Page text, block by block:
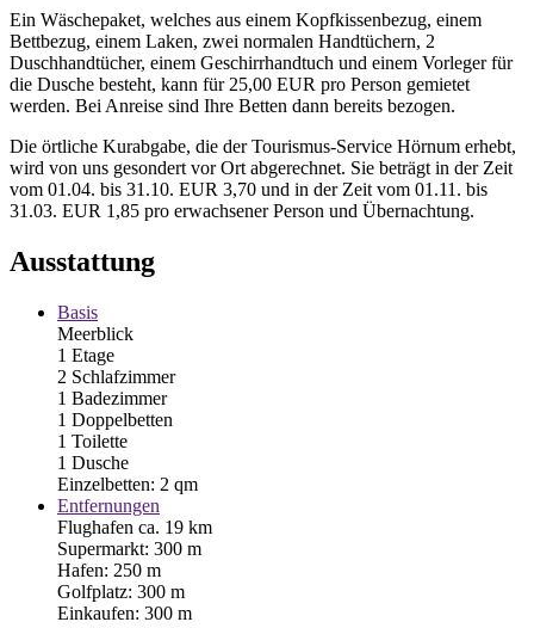
Ein Wäschepaket, welches aus einem Kopfkissenbezug, einem
Bettbezug, einem Laken, zwei normalen Handtüchern, 2
Duschhandtücher, einem Geschirrhandtuch und einem Vorleger für
die Dusche besteht, kann für 25,00 EUR pro Person gemietet
werden. Bei Anreise sind Ihre Betten dann bereits bezogen.
Die örtliche Kurabgabe, die der Tourismus-Service Hörnum erhebt,
wird von uns gesondert vor Ort abgerechnet. Sie beträgt in der Zeit
vom 01.04. bis 31.10. EUR 3,70 und in der Zeit vom 01.11. bis
31.03. EUR 1,85 pro erwachsener Person und Übernachtung.
Ausstattung
Basis
Meerblick
1 Etage
2 Schlafzimmer
1 Badezimmer
1 Doppelbetten
1 Toilette
1 Dusche
Einzelbetten: 2 qm
Entfernungen
Flughafen ca. 19 km
Supermarkt: 300 m
Hafen: 250 m
Golfplatz: 300 m
Einkaufen: 300 m